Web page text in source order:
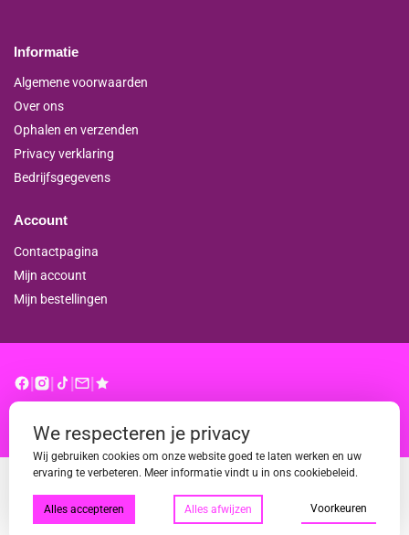
Informatie
Algemene voorwaarden
Over ons
Ophalen en verzenden
Privacy verklaring
Bedrijfsgegevens
Account
Contactpagina
Mijn account
Mijn bestellingen
We respecteren je privacy
Wij gebruiken cookies om onze website goed te laten werken en uw
ervaring te verbeteren. Meer informatie vindt u in ons cookiebeleid.
Alles accepteren Alles afwijzen Voorkeuren